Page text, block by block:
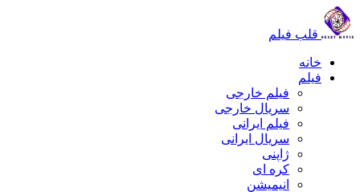
قلب فیلم
خانه
فیلم
فیلم خارجی
سریال خارجی
فیلم ایرانی
سریال ایرانی
ژاپنی
کره ای
انیمیشن